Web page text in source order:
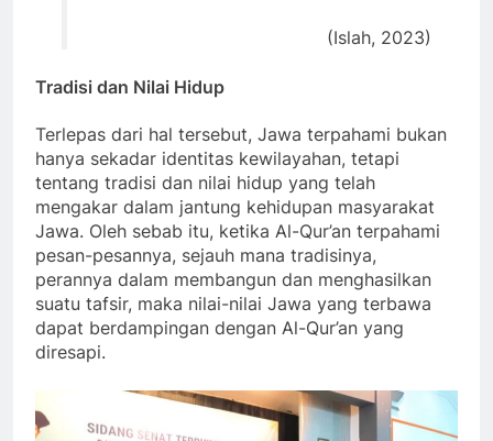
(Islah, 2023)
Tradisi dan Nilai Hidup
Terlepas dari hal tersebut, Jawa terpahami bukan
hanya sekadar identitas kewilayahan, tetapi
tentang tradisi dan nilai hidup yang telah
mengakar dalam jantung kehidupan masyarakat
Jawa. Oleh sebab itu, ketika Al-Qur’an terpahami
pesan-pesannya, sejauh mana tradisinya,
perannya dalam membangun dan menghasilkan
suatu tafsir, maka nilai-nilai Jawa yang terbawa
dapat berdampingan dengan Al-Qur’an yang
diresapi.